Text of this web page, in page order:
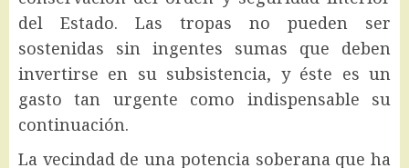
del Estado. Las tropas no pueden ser
sostenidas sin ingentes sumas que deben
invertirse en su subsistencia, y éste es un
gasto tan urgente como indispensable su
continuación.
La vecindad de una potencia soberana que ha